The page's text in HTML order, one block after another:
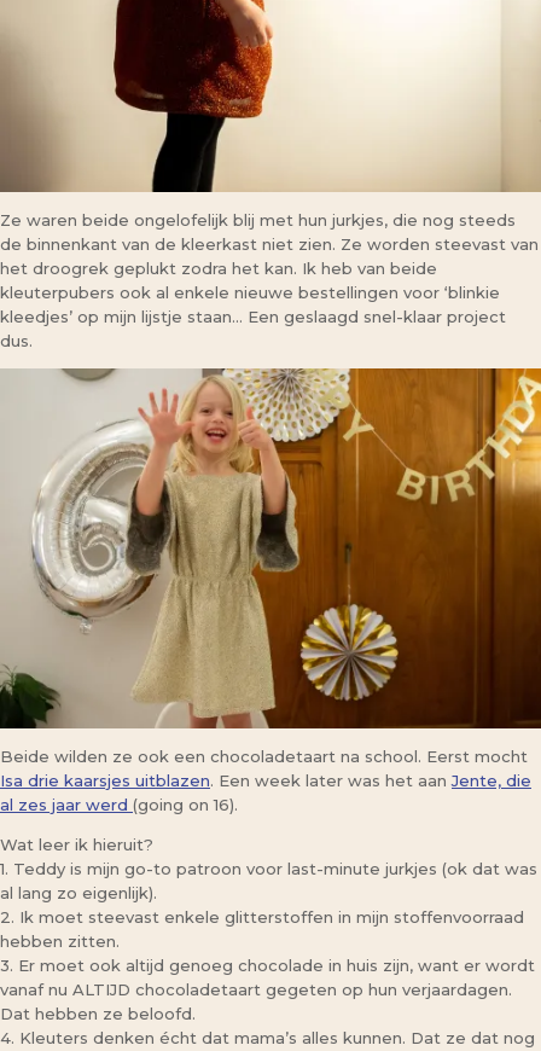
Ze waren beide ongelofelijk blij met hun jurkjes, die nog steeds
de binnenkant van de kleerkast niet zien. Ze worden steevast van
het droogrek geplukt zodra het kan. Ik heb van beide
kleuterpubers ook al enkele nieuwe bestellingen voor ‘blinkie
kleedjes’ op mijn lijstje staan… Een geslaagd snel-klaar project
dus.
Beide wilden ze ook een chocoladetaart na school. Eerst mocht
Isa drie kaarsjes uitblazen. Een week later was het aanJente, die
al zes jaar werd (going on 16).
Wat leer ik hieruit?
1. Teddy is mijn go-to patroon voor last-minute jurkjes (ok dat was
al lang zo eigenlijk).
2. Ik moet steevast enkele glitterstoffen in mijn stoffenvoorraad
hebben zitten.
3. Er moet ook altijd genoeg chocolade in huis zijn, want er wordt
vanaf nu ALTIJD chocoladetaart gegeten op hun verjaardagen.
Dat hebben ze beloofd.
4. Kleuters denken écht dat mama’s alles kunnen. Dat ze dat nog